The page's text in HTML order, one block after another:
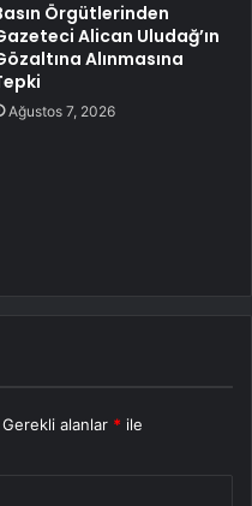
Örgütlerinden
Alican Uludağ’ın
Alınmasına
Ağustos 7, 2026
Gerekli alanlar * ile